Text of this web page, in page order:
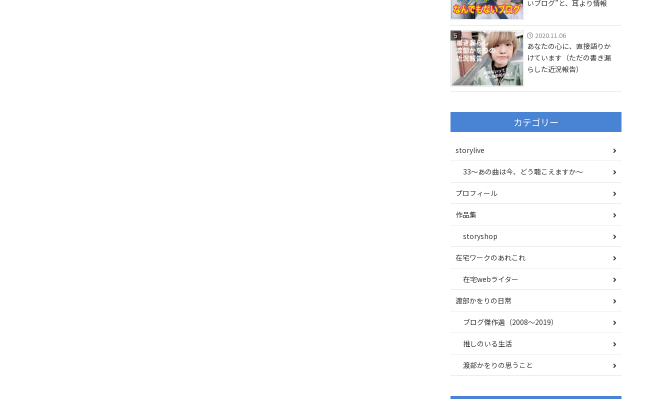
いブログ”と、耳より情報
5 2020.11.06
あなたの心に、直接語りか
けています（ただの書き漏
らした近況報告）
カテゴリー
storylive
33〜あの曲は今、どう聴こえますか〜
プロフィール
作品集
storyshop
在宅ワークのあれこれ
在宅webライター
渡部かをりの日常
ブログ傑作選（2008〜2019）
推しのいる生活
渡部かをりの思うこと